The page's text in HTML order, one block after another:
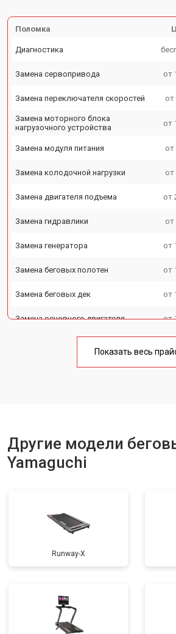
Поломка
Диагностика
Замена сервопривода от
Замена переключателя скоростей от
Замена моторного блока
нагрузочного устройства
от
Замена модуля питания от
Замена колодочной нагрузки от
Замена двигателя подъема от
Замена гидравлики от
Замена генератора от
Замена беговых полотен от
Замена беговых дек от
Замена основного двигателя от
Замена платы управления от
Показать весь
Другие модели
Yamaguchi
Runway-X